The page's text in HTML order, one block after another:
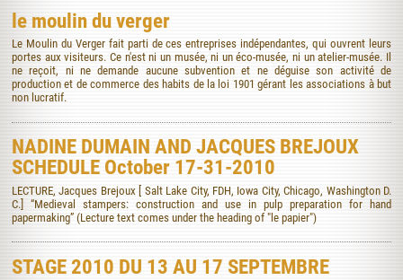
le moulin du verger
Le Moulin du Verger fait parti de ces entreprises indépendantes, qui ouvrent leurs
portes aux visiteurs. Ce n'est ni un musée, ni un éco-musée, ni un atelier-musée. Il
ne reçoit, ni ne demande aucune subvention et ne déguise son activité de
production et de commerce des habits de la loi 1901 gérant les associations à but
non lucratif.
NADINE DUMAIN AND JACQUES BREJOUX
SCHEDULE October 17-31-2010
LECTURE, Jacques Brejoux [ Salt Lake City, FDH, Iowa City, Chicago, Washington D.
C.] “Medieval stampers: construction and use in pulp preparation for hand
papermaking” (Lecture text comes under the heading of "le papier")
STAGE 2010 DU 13 AU 17 SEPTEMBRE